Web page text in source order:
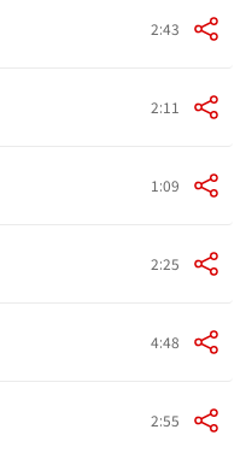
2:43
2:11
1:09
2:25
4:48
2:55